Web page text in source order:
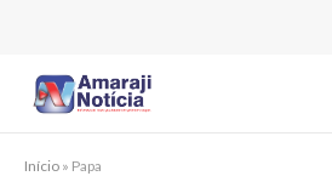
Início » Papa